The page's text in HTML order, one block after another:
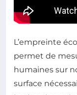
L’empreinte
permet de
humaines sur
surface